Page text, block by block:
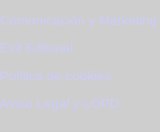
Comunicación y Marketing
Exit Editorial
Política de cookies
Aviso Legal y LOPD